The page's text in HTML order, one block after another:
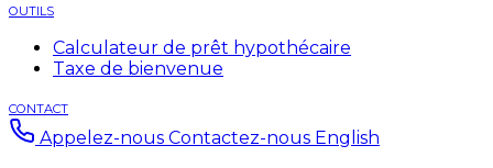
OUTILS
Calculateur de prêt hypothécaire
Taxe de bienvenue
CONTACT
Appelez-nous Contactez-nous English